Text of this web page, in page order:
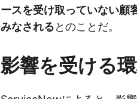
ースを受け取っていない顧
みなされるとのことだ。
影響を受ける